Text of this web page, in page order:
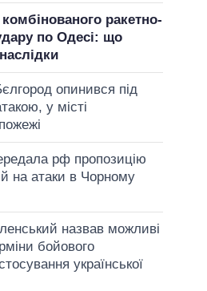
ракетно-
по Одесі: що
опинився під
у місті
рф пропозицію
на атаки в Чорному
назвав можливі
бойового
української